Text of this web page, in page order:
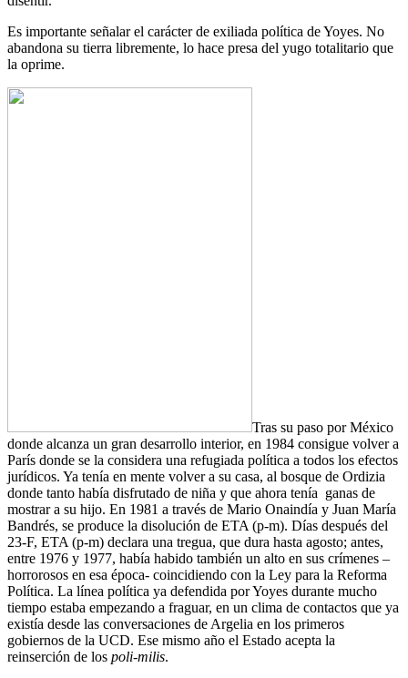
Es importante señalar el carácter de exiliada política de Yoyes. No
abandona su tierra libremente, lo hace presa del yugo totalitario que
la oprime.
Tras su paso por México
donde alcanza un gran desarrollo interior, en 1984 consigue volver a
París donde se la considera una refugiada política a todos los efectos
jurídicos. Ya tenía en mente volver a su casa, al bosque de Ordizia
donde tanto había disfrutado de niña y que ahora tenía ganas de
mostrar a su hijo. En 1981 a través de Mario Onaindía y Juan María
Bandrés, se produce la disolución de ETA (p-m). Días después del
23-F, ETA (p-m) declara una tregua, que dura hasta agosto; antes,
entre 1976 y 1977, había habido también un alto en sus crímenes –
horrorosos en esa época- coincidiendo con la Ley para la Reforma
Política. La línea política ya defendida por Yoyes durante mucho
tiempo estaba empezando a fraguar, en un clima de contactos que ya
existía desde las conversaciones de Argelia en los primeros
gobiernos de la UCD. Ese mismo año el Estado acepta la
reinserción de los poli-milis.